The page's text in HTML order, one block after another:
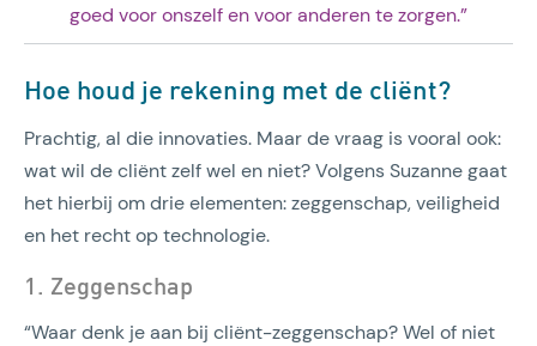
goed voor onszelf en voor anderen te zorgen.”
Hoe houd je rekening met de cliënt?
Prachtig, al die innovaties. Maar de vraag is vooral ook:
wat wil de cliënt zelf wel en niet? Volgens Suzanne gaat
het hierbij om drie elementen: zeggenschap, veiligheid
en het recht op technologie.
1. Zeggenschap
“Waar denk je aan bij cliënt-zeggenschap? Wel of niet